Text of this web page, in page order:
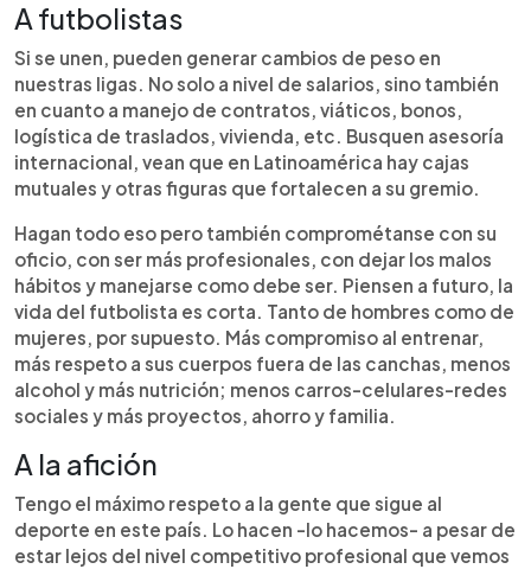
A futbolistas
Si se unen, pueden generar cambios de peso en
nuestras ligas. No solo a nivel de salarios, sino también
en cuanto a manejo de contratos, viáticos, bonos,
logística de traslados, vivienda, etc. Busquen asesoría
internacional, vean que en Latinoamérica hay cajas
mutuales y otras figuras que fortalecen a su gremio.
Hagan todo eso pero también comprométanse con su
oficio, con ser más profesionales, con dejar los malos
hábitos y manejarse como debe ser. Piensen a futuro, la
vida del futbolista es corta. Tanto de hombres como de
mujeres, por supuesto. Más compromiso al entrenar,
más respeto a sus cuerpos fuera de las canchas, menos
alcohol y más nutrición; menos carros-celulares-redes
sociales y más proyectos, ahorro y familia.
A la afición
Tengo el máximo respeto a la gente que sigue al
deporte en este país. Lo hacen -lo hacemos- a pesar de
estar lejos del nivel competitivo profesional que vemos